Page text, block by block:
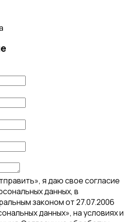
я даю свое согласие
данных, в
законом от 27.07.2006
данных», на условиях и